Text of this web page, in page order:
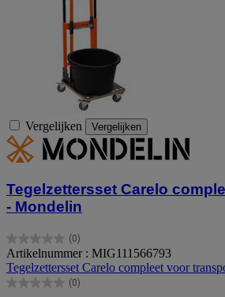
Vergelijken Vergelijken
Tegelzettersset Carelo
- Mondelin
(0)
0.0
van
de
5
Artikelnummer : MIG111566793
Tegelzettersset Carelo compleet voor
(0)
0.0